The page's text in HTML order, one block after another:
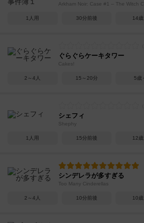
Arkham Noir: Case #1 – The Witch
1人用 30分前後 14歳
ぐらぐらケーキタワー
Cakes!
2～4人 15～20分 5歳
シェフィ
Shephy
1人用 15分前後 12歳
シンデレラが多すぎる
Too Many Cinderellas
2～4人 10分前後 10歳